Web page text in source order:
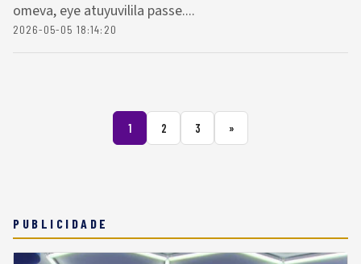
omeva, eye atuyuvilila passe....
2026-05-05 18:14:20
1 2 3 »
PUBLICIDADE